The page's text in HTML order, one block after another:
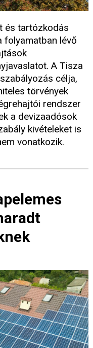
és tartózkodás
folyamatban lévő
A Tisza
célja,
törvények
rendszer
a devizaadósok
kivételeket is
vonatkozik.